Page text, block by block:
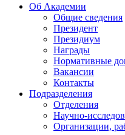
Об Академии
Общие сведения
Президент
Президиум
Награды
Нормативные
Вакансии
Контакты
Подразделения
Отделения
Научно-
Организации,